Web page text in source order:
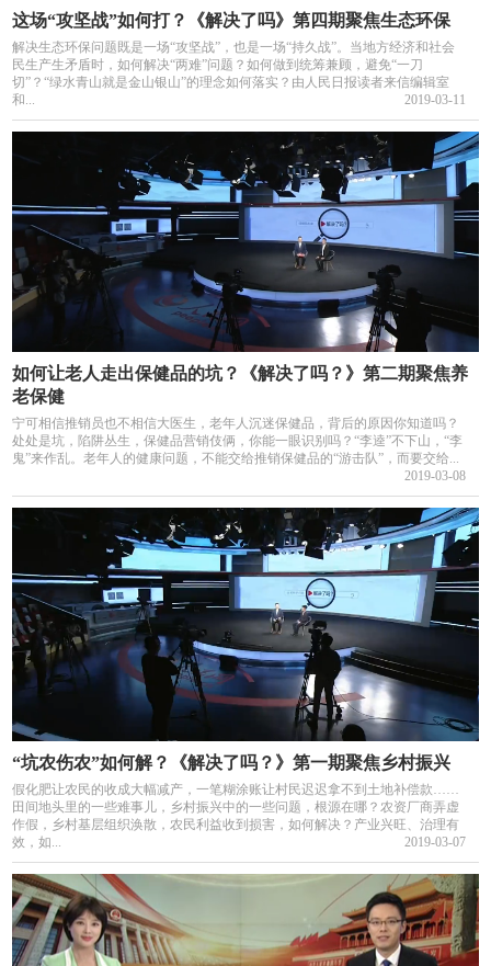
这场“攻坚战”如何打？《解决了吗》第四期聚焦生态环保
解决生态环保问题既是一场“攻坚战”，也是一场“持久战”。当地方经济和社会
民生产生矛盾时，如何解决“两难”问题？如何做到统筹兼顾，避免“一刀
切”？“绿水青山就是金山银山”的理念如何落实？由人民日报读者来信编辑室
和...
2019-03-11
如何让老人走出保健品的坑？《解决了吗？》第二期聚焦养
老保健
宁可相信推销员也不相信大医生，老年人沉迷保健品，背后的原因你知道吗？
处处是坑，陷阱丛生，保健品营销伎俩，你能一眼识别吗？“李逵”不下山，“李
鬼”来作乱。老年人的健康问题，不能交给推销保健品的“游击队”，而要交给...
2019-03-08
“坑农伤农”如何解？《解决了吗？》第一期聚焦乡村振兴
假化肥让农民的收成大幅减产，一笔糊涂账让村民迟迟拿不到土地补偿款……
田间地头里的一些难事儿，乡村振兴中的一些问题，根源在哪？农资厂商弄虚
作假，乡村基层组织涣散，农民利益收到损害，如何解决？产业兴旺、治理有
效，如...
2019-03-07